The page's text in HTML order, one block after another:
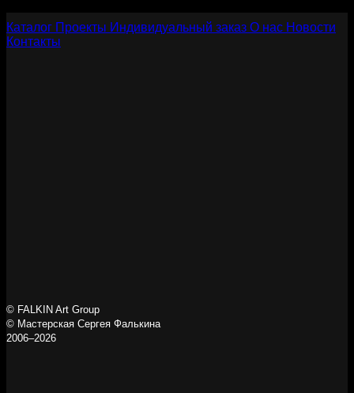
Каталог Проекты Индивидуальный заказ О нас Новости
Контакты
© FALKIN Art Group
© Мастерская Сергея Фалькина
2006–2026